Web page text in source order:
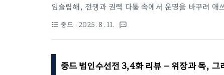
임슬립해, 전쟁과 권력 다툼 속에서 운명을 바꾸려 애
세월의 빛을 인도한다.서사적 함의:시간과 운명 — 주
빛(희망)을 찾아가는 여정을 상징.인연과 숙명 — 인
연결되고, 한 줄기 빛이 대륙 전체를 변화시키는 모티
쟁극.세계관: 실존 역사에 기반하지 않은 완전한 가
format_list_bulleted 중드 · 2025. 8. 11. textsms
중드 범인수선전 3,4화 리뷰 – 위장과 독, 그